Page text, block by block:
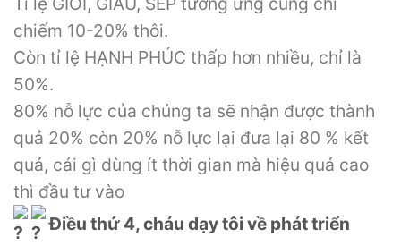
chiếm 10-20% thôi.
Còn tỉ lệ HẠNH PHÚC thấp hơn nhiều, chỉ là
50%.
80% nỗ lực của chúng ta sẽ nhận được thành
quả 20% còn 20% nỗ lực lại đưa lại 80 % kết
quả, cái gì dùng ít thời gian mà hiệu quả cao
thì đầu tư vào
Điều thứ 4, cháu dạy tôi về phát triển